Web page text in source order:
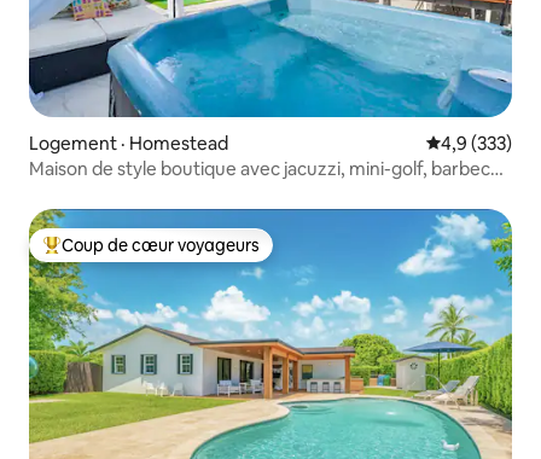
Logement · Homestead Note
4,9 (333)
Maison de style boutique avec jacuzzi, mini-golf, barbecue
Coup de cœur voyageurs parmi les plus aimés
Coup de cœur voyageurs